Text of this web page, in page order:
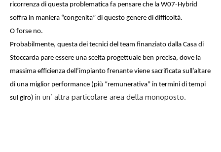
ricorrenza di questa problematica fa pensare che la W07-Hybrid
soffra in maniera “congenita” di questo genere di difficoltà.
O forse no.
Probabilmente, questa dei tecnici del team finanziato dalla Casa di
Stoccarda pare essere una scelta progettuale ben precisa, dove la
massima efficienza dell’impianto frenante viene sacrificata sull’altare
di una miglior performance (più “remunerativa” in termini di tempi
sul giro) in un’ altra particolare area della monoposto.